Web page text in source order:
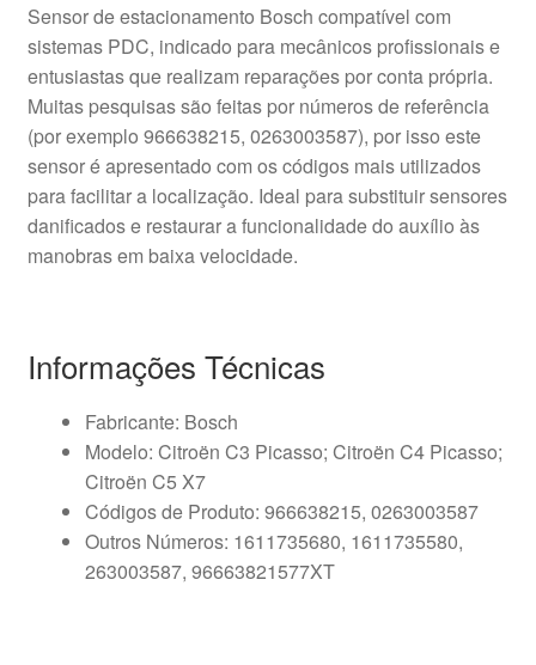
Sensor de estacionamento Bosch compatível com
sistemas PDC, indicado para mecânicos profissionais e
entusiastas que realizam reparações por conta própria.
Muitas pesquisas são feitas por números de referência
(por exemplo 966638215, 0263003587), por isso este
sensor é apresentado com os códigos mais utilizados
para facilitar a localização. Ideal para substituir sensores
danificados e restaurar a funcionalidade do auxílio às
manobras em baixa velocidade.
Informações Técnicas
Fabricante: Bosch
Modelo: Citroën C3 Picasso; Citroën C4 Picasso;
Citroën C5 X7
Códigos de Produto: 966638215, 0263003587
Outros Números: 1611735680, 1611735580,
263003587, 96663821577XT